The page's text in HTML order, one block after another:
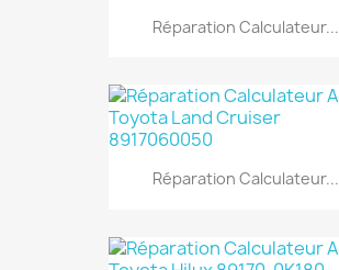
Réparation Calculateur...
Réparation Calculateur...